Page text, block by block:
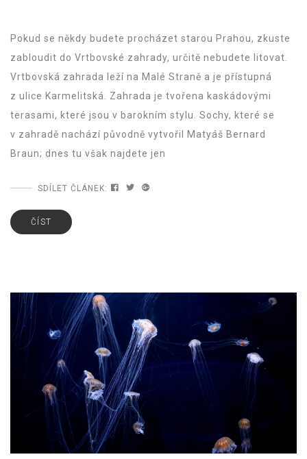
Pokud se někdy budete procházet starou Prahou, zkuste
zabloudit do Vrtbovské zahrady, určitě nebudete litovat.
Vrtbovská zahrada leží na Malé Straně a je přístupná
z ulice Karmelitská. Zahrada je tvořena kaskádovými
terasami, které jsou v barokním stylu. Sochy, které se
v zahradě nachází původně vytvořil Matyáš Bernard
Braun; dnes tu však najdete jen
SDÍLET ČLÁNEK:
ČÍST